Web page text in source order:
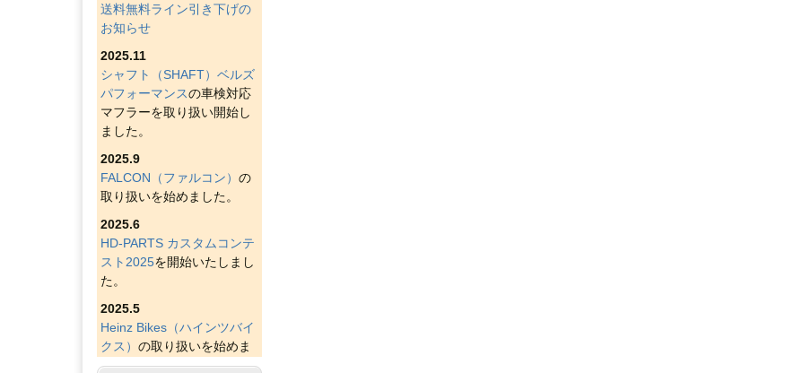
送料無料ライン引き下げの
お知らせ
2025.11
シャフト（SHAFT）ベルズ
パフォーマンスの車検対応
マフラーを取り扱い開始し
ました。
2025.9
FALCON（ファルコン） の
取り扱いを始めました。
2025.6
HD-PARTS カスタムコンテ
スト2025を開始いたしまし
た。
2025.5
Heinz Bikes（ハインツバイ
クス） の取り扱いを始めま
した。